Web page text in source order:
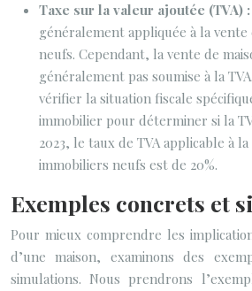
Taxe sur la valeur ajoutée (TVA) :
généralement appliquée à la
neufs. Cependant, la vente de
généralement pas soumise à la
vérifier la situation fiscale
immobilier pour déterminer si la
2023, le taux de TVA applicable à
immobiliers neufs est de 20%.
Exemples concrets et
Pour mieux comprendre les
d’une maison, examinons des
simulations. Nous prendrons